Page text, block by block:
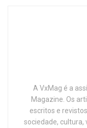
A VxMag é a
Magazine. Os
escritos e
sociedade, cultura,